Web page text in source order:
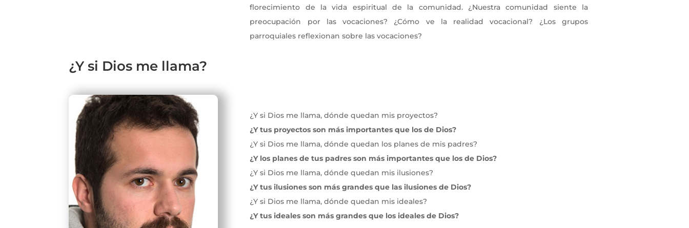
florecimiento de la vida espiritual de la comunidad. ¿Nuestra comunidad siente la
preocupación por las vocaciones? ¿Cómo ve la realidad vocacional? ¿Los grupos
parroquiales reflexionan sobre las vocaciones?
¿Y si Dios me llama?
¿Y si Dios me llama, dónde quedan mis proyectos?
¿Y tus proyectos son más importantes que los de Dios?
¿Y si Dios me llama, dónde quedan los planes de mis padres?
¿Y los planes de tus padres son más importantes que los de Dios?
¿Y si Dios me llama, dónde quedan mis ilusiones?
¿Y tus ilusiones son más grandes que las ilusiones de Dios?
¿Y si Dios me llama, dónde quedan mis ideales?
¿Y tus ideales son más grandes que los ideales de Dios?